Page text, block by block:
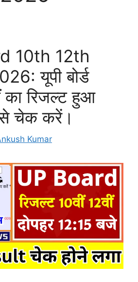
10th 12th
यूपी बोर्ड
का रिजल्ट हुआ
से चेक करें।
Kumar